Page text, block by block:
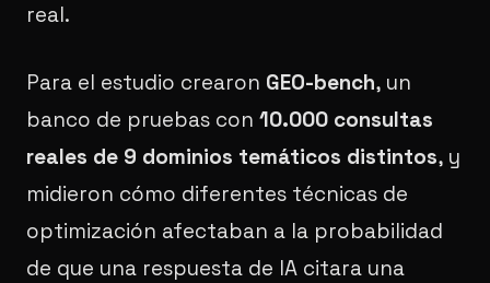
real.
Para el estudio crearon GEO-bench, un
banco de pruebas con 10.000 consultas
reales de 9 dominios temáticos distintos, y
midieron cómo diferentes técnicas de
optimización afectaban a la probabilidad
de que una respuesta de IA citara una